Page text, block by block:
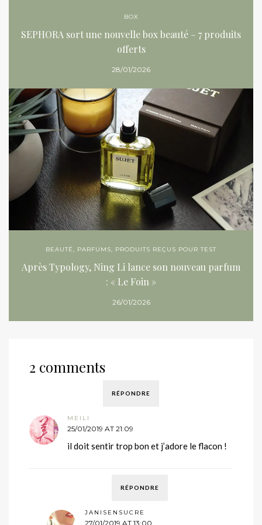
BOX
SEPHORA sort une nouvelle box beauté – 7 produits
offerts
28/01/2026
BEAUTÉ, PARFUMS, PRODUITS REÇUS POUR TEST
Après Typology, Ning Li lance son nouveau parfum
: « Le Foin »
26/01/2026
2 comments
RÉPONDRE
MEILI
25/01/2019 AT 21:09
il doit sentir trop bon et j’adore le flacon !
RÉPONDRE
JANISENSUCRE
27/01/2019 AT 13:00